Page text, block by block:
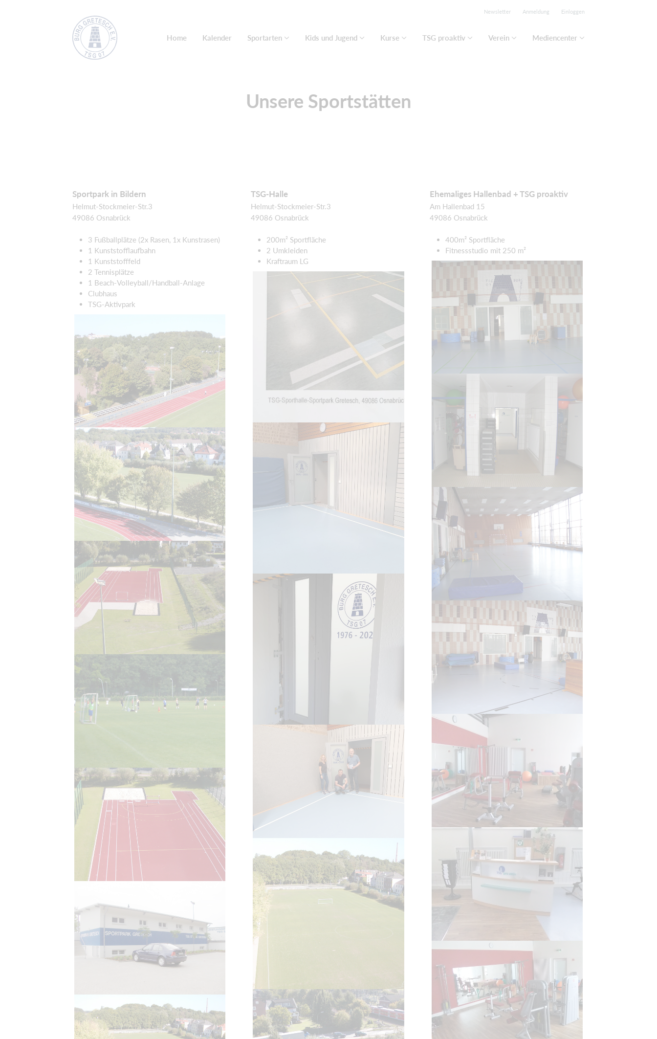
Newsletter Anmeldung Einloggen
Home Kalender Sportarten Kids und Jugend Kurse TSG proaktiv Verein Mediencenter
Unsere Sportstätten
Sportpark in Bildern
Helmut-Stockmeier-Str.3
49086 Osnabrück
3 Fußballplätze (2x Rasen, 1x Kunstrasen)
1 Kunststofflaufbahn
1 Kunststofffeld
2 Tennisplätze
1 Beach-Volleyball/Handball-Anlage
Clubhaus
TSG-Aktivpark
TSG-Halle
Helmut-Stockmeier-Str.3
49086 Osnabrück
200m² Sportfläche
2 Umkleiden
Kraftraum LG
Ehemaliges Hallenbad + TSG proaktiv
Am Hallenbad 15
49086 Osnabrück
400m² Sportfläche
Fitnessstudio mit 250 m²